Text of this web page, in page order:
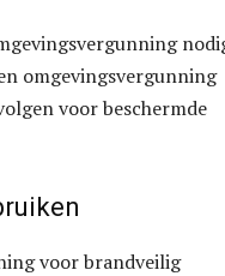
omgevingsvergunning
voor beschermde
voor brandveilig